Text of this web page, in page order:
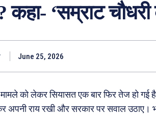
कहा- ‘सम्राट
June 25, 2026
मामले को लेकर सियासत एक बार फिर तेज हो
अपनी राय रखी और सरकार पर सवाल उठाए।